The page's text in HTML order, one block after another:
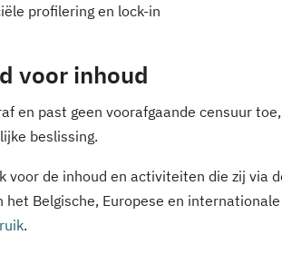
profilering en lock-in
voor inhoud
en past geen voorafgaande censuur
beslissing.
voor de inhoud en activiteiten die zij via
Belgische, Europese en
.